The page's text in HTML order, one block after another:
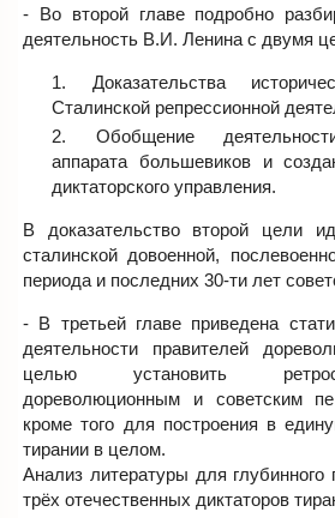
- Во второй главе подробно
деятельность В.И. Ленина с двумя
Доказательства
Сталинской репрессионной
Обобщение
аппарата большевиков и
диктаторского управления.
В доказательство второй цели
сталинской довоенной,
периода и последних 30-ти лет
- В третьей главе приведена
деятельности правителей
целью установить
дореволюционным и советским
кроме того для построения в
тирании в целом.
Анализ литературы для глубинного
трёх отечественных диктаторов